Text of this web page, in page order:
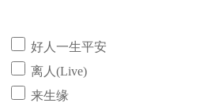
好人一生平安
离人(Live)
来生缘